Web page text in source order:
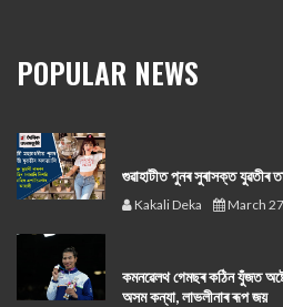
POPULAR NEWS
গুৱাহাটীত পুনৰ সুৰাসক্ত যুৱতীৰ
Kakali Deka March
কমনৱেলথ গেমছৰ কঠিন যুঁজত
অসম কন্যা, লাভলীনাৰ ৰূপ জয়